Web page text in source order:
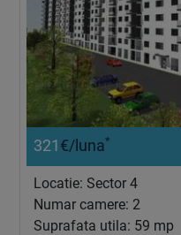
321 €/luna*
Locatie: Sector 4
Numar camere: 2
Suprafata utila: 59 mp